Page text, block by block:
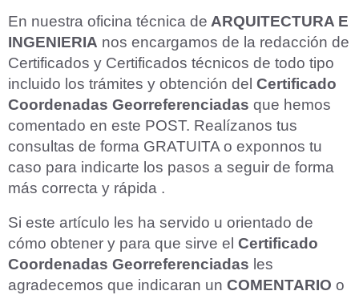
En nuestra oficina técnica de ARQUITECTURA E
INGENIERIA nos encargamos de la redacción de
Certificados y Certificados técnicos de todo tipo
incluido los trámites y obtención del Certificado
Coordenadas Georreferenciadas que hemos
comentado en este POST. Realízanos tus
consultas de forma GRATUITA o exponnos tu
caso para indicarte los pasos a seguir de forma
más correcta y rápida .
Si este artículo les ha servido u orientado de
cómo obtener y para que sirve el Certificado
Coordenadas Georreferenciadas les
agradecemos que indicaran un COMENTARIO o